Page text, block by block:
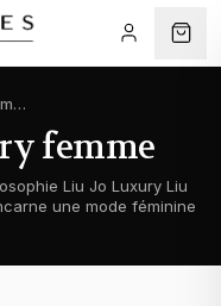
Montre liu jo luxury femme
femme
Liu Jo Luxury Liu
une mode féminine